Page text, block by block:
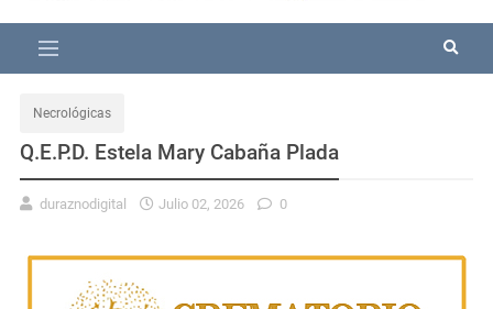
Necrológicas
Q.E.P.D. Estela Mary Cabaña Plada
duraznodigital Julio 02, 2026 0